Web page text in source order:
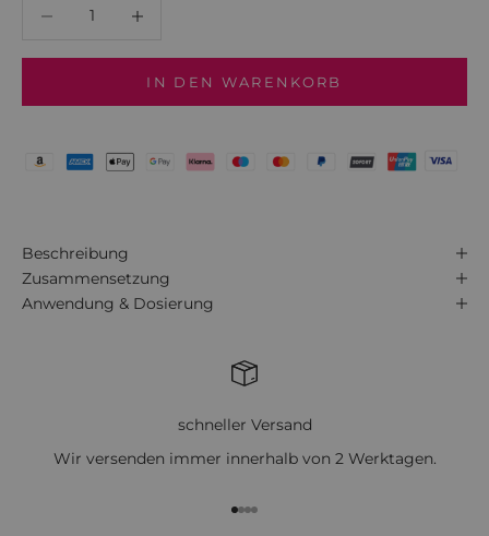
IN DEN WARENKORB
Beschreibung
Zusammensetzung
Anwendung & Dosierung
schneller Versand
Wir versenden immer innerhalb von 2 Werktagen.
Gehe zu Element 1
Gehe zu Element 2
Gehe zu Element 3
Gehe zu Element 4